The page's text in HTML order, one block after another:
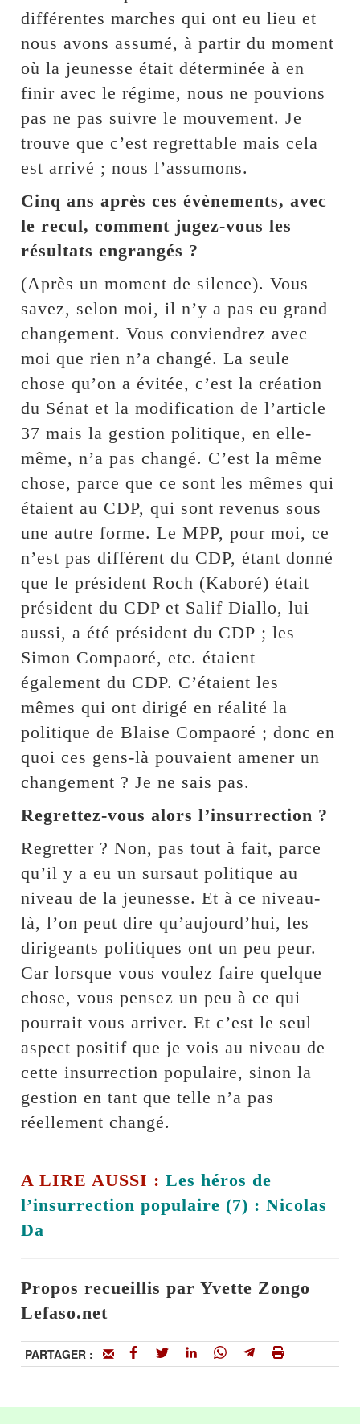
différentes marches qui ont eu lieu et
nous avons assumé, à partir du moment
où la jeunesse était déterminée à en
finir avec le régime, nous ne pouvions
pas ne pas suivre le mouvement. Je
trouve que c’est regrettable mais cela
est arrivé ; nous l’assumons.
Cinq ans après ces évènements, avec
le recul, comment jugez-vous les
résultats engrangés ?
(Après un moment de silence). Vous
savez, selon moi, il n’y a pas eu grand
changement. Vous conviendrez avec
moi que rien n’a changé. La seule
chose qu’on a évitée, c’est la création
du Sénat et la modification de l’article
37 mais la gestion politique, en elle-
même, n’a pas changé. C’est la même
chose, parce que ce sont les mêmes qui
étaient au CDP, qui sont revenus sous
une autre forme. Le MPP, pour moi, ce
n’est pas différent du CDP, étant donné
que le président Roch (Kaboré) était
président du CDP et Salif Diallo, lui
aussi, a été président du CDP ; les
Simon Compaoré, etc. étaient
également du CDP. C’étaient les
mêmes qui ont dirigé en réalité la
politique de Blaise Compaoré ; donc en
quoi ces gens-là pouvaient amener un
changement ? Je ne sais pas.
Regrettez-vous alors l’insurrection ?
Regretter ? Non, pas tout à fait, parce
qu’il y a eu un sursaut politique au
niveau de la jeunesse. Et à ce niveau-
là, l’on peut dire qu’aujourd’hui, les
dirigeants politiques ont un peu peur.
Car lorsque vous voulez faire quelque
chose, vous pensez un peu à ce qui
pourrait vous arriver. Et c’est le seul
aspect positif que je vois au niveau de
cette insurrection populaire, sinon la
gestion en tant que telle n’a pas
réellement changé.
A LIRE AUSSI : Les héros de
l’insurrection populaire (7) : Nicolas
Da
Propos recueillis par Yvette Zongo
Lefaso.net
PARTAGER :